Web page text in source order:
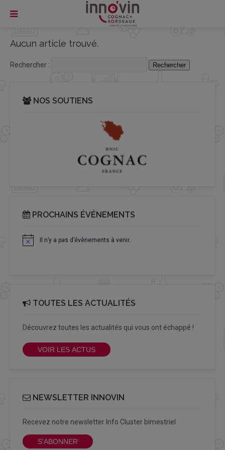
Aucun article trouvé.
Rechercher :
NOS SOUTIENS
PROCHAINS ÉVÉNEMENTS
Notice Il n’y a pas d’évènements à venir.
TOUTES LES ACTUALITÉS
Découvrez toutes les actualités qui vous ont échappé !
VOIR LES ACTUS
NEWSLETTER INNOVIN
Recevez notre newsletter Info Cluster bimestriel
S'ABONNER